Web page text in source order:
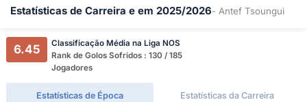
Estatísticas de Carreira e em 2025/2026- Antef Tsoungui
6.45
Classificação Média na Liga NOS
Rank de Golos Sofridos : 130 / 185
Jogadores
Estatísticas de Época Estatísticas da Carreira